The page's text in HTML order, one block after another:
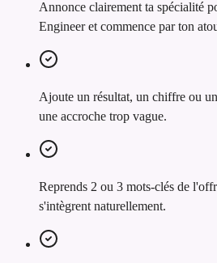
Annonce clairement ta spécialité
Engineer et commence par ton
Ajoute un résultat, un chiffre ou
une accroche trop vague.
Reprends 2 ou 3 mots-clés de
s'intègrent naturellement.